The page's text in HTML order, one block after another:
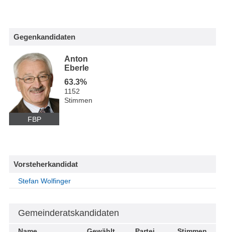
Gegenkandidaten
FBP
Anton
Eberle
63.3%
1152
Stimmen
Vorsteherkandidat
Stefan Wolfinger
Gemeinderatskandidaten